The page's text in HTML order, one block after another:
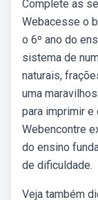
Complete as
Webacesse o
o 6º ano do
sistema de
naturais,
uma
para imprimir
Webencontre
do ensino
de dificuldade.
Veja também